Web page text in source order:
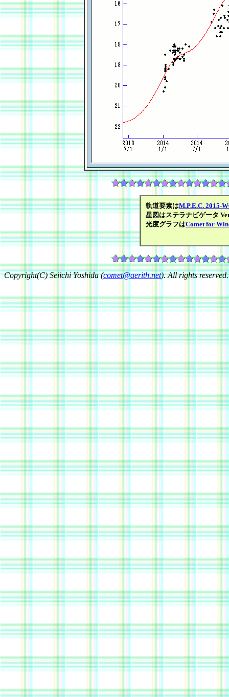
軌道要素はM.P.E.C. 2015-
星図はステラナビゲータ
光度グラフはComet for
Copyright(C) Seiichi Yoshida (comet@aerith.net). All rights reserved.